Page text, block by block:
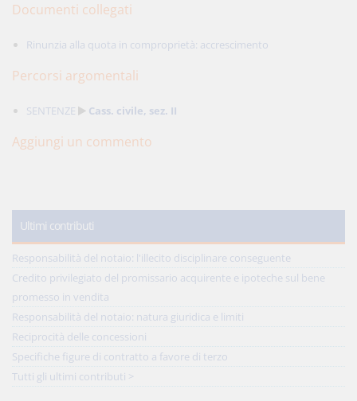
Documenti collegati
Rinunzia alla quota in comproprietà: accrescimento
Percorsi argomentali
SENTENZE Cass. civile, sez. II
Aggiungi un commento
Ultimi contributi
Responsabilità del notaio: l'illecito disciplinare conseguente
Credito privilegiato del promissario acquirente e ipoteche sul bene
promesso in vendita
Responsabilità del notaio: natura giuridica e limiti
Reciprocità delle concessioni
Specifiche figure di contratto a favore di terzo
Tutti gli ultimi contributi >